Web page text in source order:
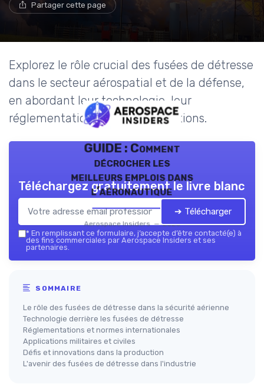
Partager cette page
Explorez le rôle crucial des fusées de détresse
dans le secteur aérospatial et de la défense,
en abordant leur technologie, leur
réglementation et leurs applications.
GUIDE : Comment
décrocher les
meilleurs emplois dans
l’aéronautique
Aerospace Insiders — 2026
Téléchargez gratuitement le livre blanc
➔ Télécharger
* En remplissant ce formulaire, j’accepte d’être contacté(e) à
des fins commerciales par Aerospace Insiders et ses
partenaires.
SOMMAIRE
Le rôle des fusées de détresse dans la sécurité aérienne
Technologie derrière les fusées de détresse
Réglementations et normes internationales
Applications militaires et civiles
Défis et innovations dans la production
L'avenir des fusées de détresse dans l'industrie